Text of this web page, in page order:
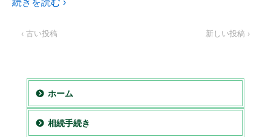
続きを読む ›
‹ 古い投稿 新しい投稿 ›
ホーム
相続手続き